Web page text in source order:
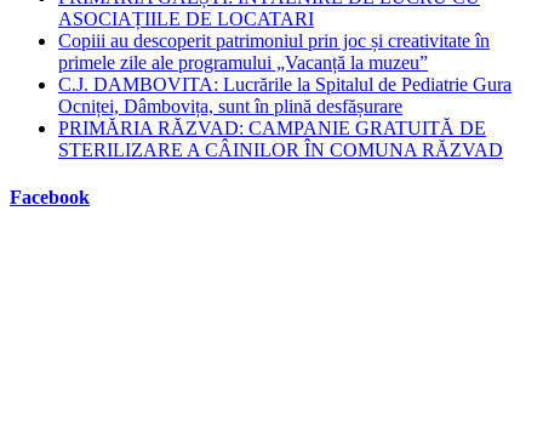
ASOCIAȚIILE DE LOCATARI
Copiii au descoperit patrimoniul prin joc și creativitate în
primele zile ale programului „Vacanță la muzeu”
C.J. DAMBOVITA: Lucrările la Spitalul de Pediatrie Gura
Ocniței, Dâmbovița, sunt în plină desfășurare
PRIMĂRIA RĂZVAD: CAMPANIE GRATUITĂ DE
STERILIZARE A CÂINILOR ÎN COMUNA RĂZVAD
Facebook